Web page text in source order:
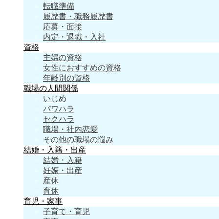
転職準備
履歴書・職務履歴書
応募・面接
内定・退職・入社
資格
主婦の資格
女性におすすめの資格
年齢別の資格
職場の人間関係
いじめ
パワハラ
セクハラ
職場・社内恋愛
その他の職場の悩み
結婚・入籍・出産
結婚・入籍
妊娠・出産
産休
育休
育児・家事
子育て・育児